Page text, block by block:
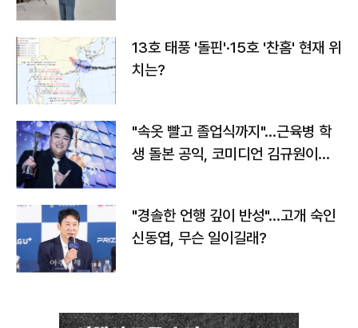
13호 태풍 '돌핀'·15호 '찬홈' 현재 위
치는?
"속옷 빨고 졸업식까지"…근육병 학
생 돌본 공익, 코미디언 김규원이었
"경솔한 언행 깊이 반성"…고개 숙인
신동엽, 무슨 일이길래?